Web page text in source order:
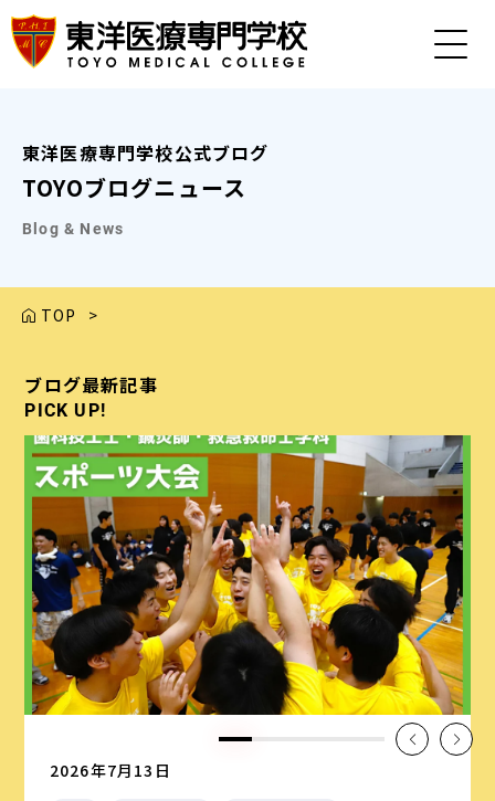
東洋医療専門学校公式ブログ
TOYOブログニュース
Blog & News
TOP >
ブログ最新記事
PICK UP!
2026年7月13日
ブログ最新記事
PICK UP!
ブログ最新記事
PICK UP!
ブログ最新記事
PICK UP!
ブログ最新記事
PICK UP!